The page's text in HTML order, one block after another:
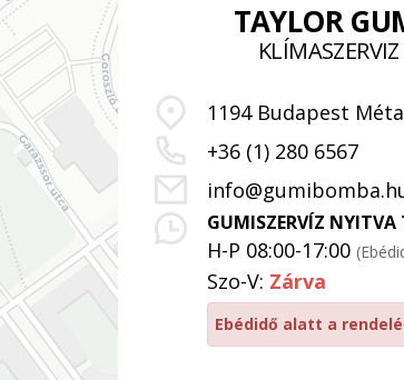
TAYLOR
1194 Budapest
+36 (1) 280 6567
GUMISZERVÍZ NYITVA
H-P 08:00-17:00
Szo-V: Zárva
Ebédidő alatt a